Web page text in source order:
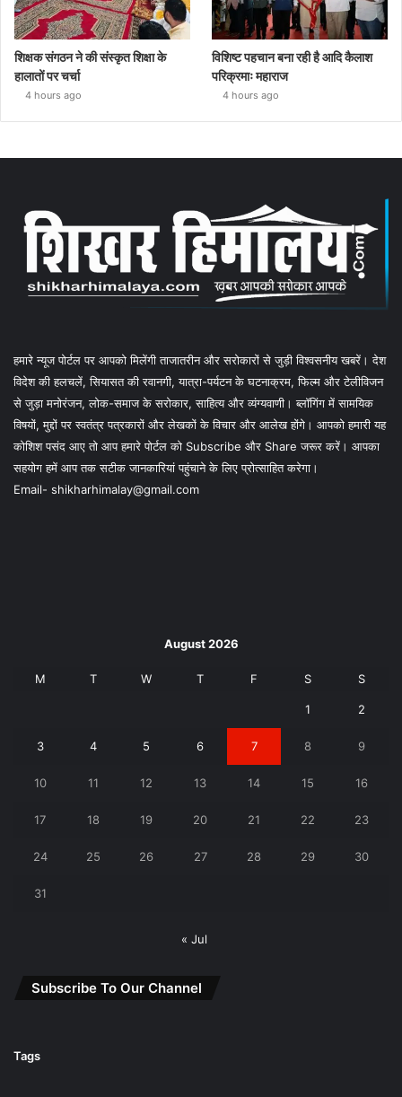
शिक्षक संगठन ने की संस्कृत शिक्षा के
हालातों पर चर्चा
4 hours ago
विशिष्ट पहचान बना रही है आदि कैलाश
परिक्रमाः महाराज
4 hours ago
हमारे न्यूज पोर्टल पर आपको मिलेंगी ताजातरीन और सरोकारों से जुड़ी विश्वसनीय खबरें। देश
विदेश की हलचलें, सियासत की रवानगी, यात्रा-पर्यटन के घटनाक्रम, फिल्म और टेलीविजन
से जुड़ा मनोरंजन, लोक-समाज के सरोकार, साहित्य और व्यंग्यवाणी। ब्लॉगिंग में सामयिक
विषयों, मुद्दों पर स्वतंत्र पत्रकारों और लेखकों के विचार और आलेख होंगे। आपको हमारी यह
कोशिश पसंद आए तो आप हमारे पोर्टल को Subscribe और Share जरूर करें। आपका
सहयोग हमें आप तक सटीक जानकारियां पहुंचाने के लिए प्रोत्साहित करेगा।
Email- shikharhimalay@gmail.com
August 2026
M T W T F S S
1 2
3 4 5 6 7 8 9
10 11 12 13 14 15 16
17 18 19 20 21 22 23
24 25 26 27 28 29 30
31
« Jul
Subscribe To Our Channel
Tags